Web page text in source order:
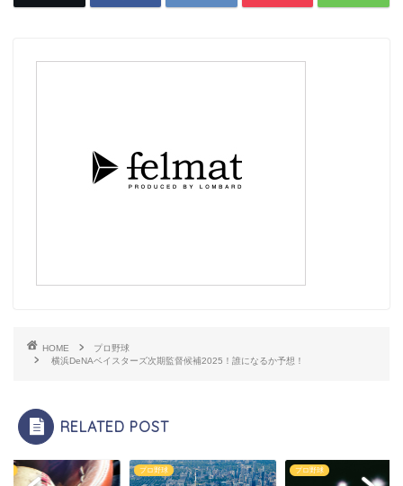
HOME
プロ野球
横浜DeNAベイスターズ次期監督候補2025！誰になるか予想！
RELATED POST
プロ野球 プロ野球